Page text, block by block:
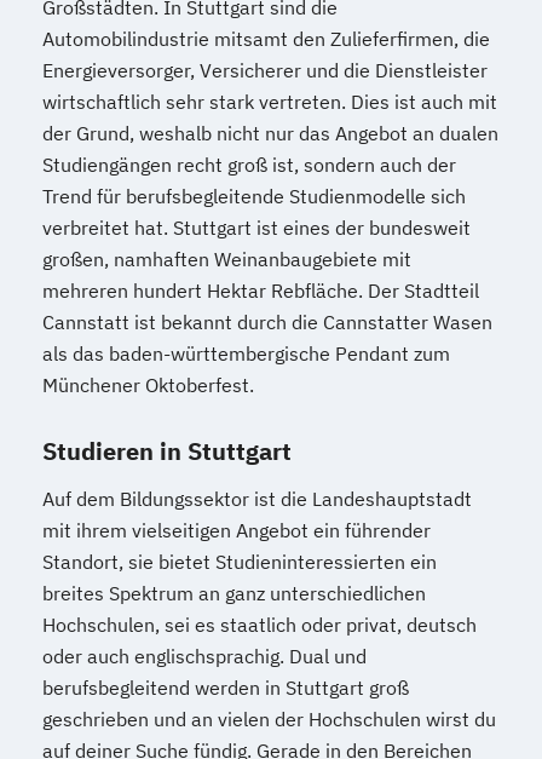
Großstädten. In Stuttgart sind die
Automobilindustrie mitsamt den Zulieferfirmen, die
Energieversorger, Versicherer und die Dienstleister
wirtschaftlich sehr stark vertreten. Dies ist auch mit
der Grund, weshalb nicht nur das Angebot an dualen
Studiengängen recht groß ist, sondern auch der
Trend für berufsbegleitende Studienmodelle sich
verbreitet hat. Stuttgart ist eines der bundesweit
großen, namhaften Weinanbaugebiete mit
mehreren hundert Hektar Rebfläche. Der Stadtteil
Cannstatt ist bekannt durch die Cannstatter Wasen
als das baden-württembergische Pendant zum
Münchener Oktoberfest.
Studieren in Stuttgart
Auf dem Bildungssektor ist die Landeshauptstadt
mit ihrem vielseitigen Angebot ein führender
Standort, sie bietet Studieninteressierten ein
breites Spektrum an ganz unterschiedlichen
Hochschulen, sei es staatlich oder privat, deutsch
oder auch englischsprachig. Dual und
berufsbegleitend werden in Stuttgart groß
geschrieben und an vielen der Hochschulen wirst du
auf deiner Suche fündig. Gerade in den Bereichen